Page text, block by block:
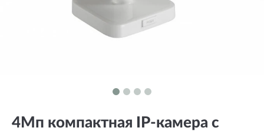
4Мп компактная IP-камера с